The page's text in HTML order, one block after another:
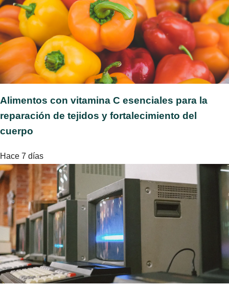
Alimentos con vitamina C esenciales para la
reparación de tejidos y fortalecimiento del
cuerpo
Hace 7 días